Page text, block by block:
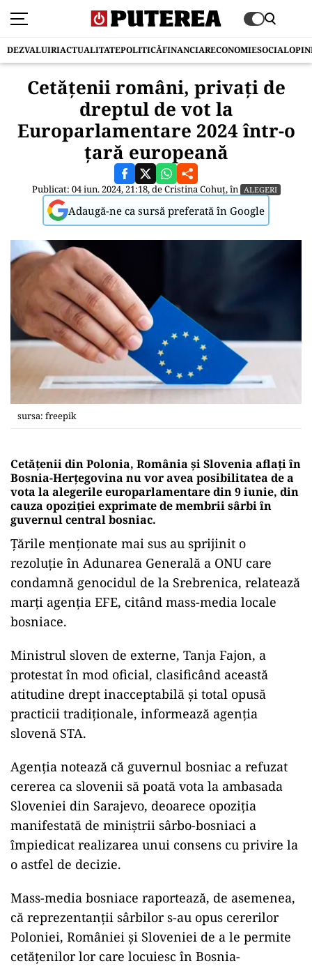
DEZVALUIRIACTUALITATEPOLITICĂFINANCIARECONOMIESOCIAL
Cetățenii români, privați de
dreptul de vot la
Europarlamentare 2024 într-o
țară europeană
Publicat: 04 iun. 2024, 21:18, deCristina Cohuț, în ALEGERI
Adaugă-ne ca sursă preferată în Google
sursa: freepik
Cetăţenii din Polonia, România şi Slovenia aflaţi în
Bosnia-Herţegovina nu vor avea posibilitatea de a
vota la alegerile europarlamentare din 9 iunie, din
cauza opoziției exprimate de membrii sârbi în
guvernul central bosniac.
Țările menționate mai sus au sprijinit o
rezoluție în Adunarea Generală a ONU care
condamnă genocidul de la Srebrenica, relatează
marţi agenţia EFE, citând mass-media locale
bosniace.
Ministrul sloven de externe, Tanja Fajon, a
protestat în mod oficial, clasificând această
atitudine drept inacceptabilă şi total opusă
practicii tradiţionale, informează agenţia
slovenă STA.
Agenția notează că guvernul bosniac a refuzat
cererea ca slovenii să poată vota la ambasada
Sloveniei din Sarajevo, deoarece opoziția
manifestată de miniştrii sârbo-bosniaci a
împiedicat realizarea unui consens cu privire la
o astfel de decizie.
Mass-media bosniace raportează, de asemenea,
că reprezentanții sârbilor s-au opus cererilor
Poloniei, României și Sloveniei de a le permite
cetăţenilor lor care locuiesc în Bosnia-